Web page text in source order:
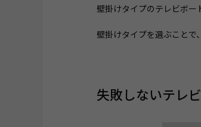
壁掛けタイプのテレビボー
壁掛けタイプを選ぶことで、
失敗しないテレ